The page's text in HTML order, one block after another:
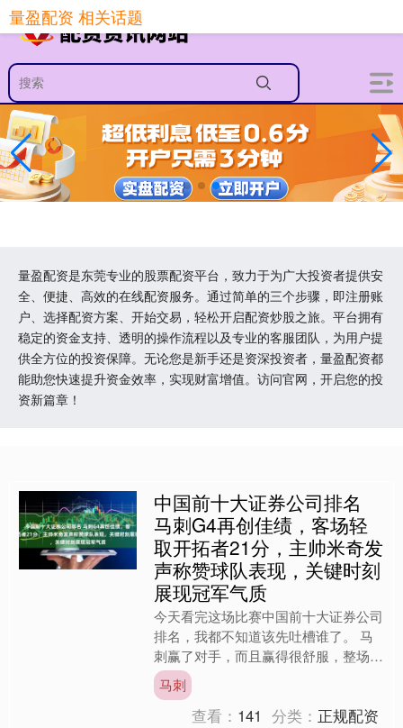
量盈配资是东莞专业的股票配资平台，致力于为广大投资者提供安
全、便捷、高效的在线配资服务。通过简单的三个步骤，即注册账
户、选择配资方案、开始交易，轻松开启配资炒股之旅。平台拥有
稳定的资金支持、透明的操作流程以及专业的客服团队，为用户提
供全方位的投资保障。无论您是新手还是资深投资者，量盈配资都
能助您快速提升资金效率，实现财富增值。访问官网，开启您的投
资新篇章！
量盈配资 相关话题
中国前十大证券公司排名
马刺G4再创佳绩，客场轻
取开拓者21分，主帅米奇发
声称赞球队表现，关键时刻
展现冠军气质
今天看完这场比赛中国前十大证券公司
排名，我都不知道该先吐槽谁了。 马
刺赢了对手，而且赢得很舒服，整场比
赛都没有给对方一点试探的机会，赢了
21分。和之前几场比赛比....
马刺
查看： 141 分类： 正规配资